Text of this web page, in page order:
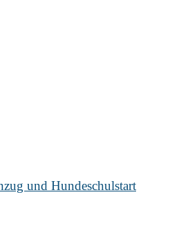
und Hundeschulstart